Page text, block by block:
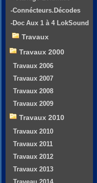
-Connécteurs.Décodes
-Doc Aux 1 à 4 LokSound
Travaux
Travaux 2000
Travaux 2006
Travaux 2007
Travaux 2008
Travaux 2009
Travaux 2010
Travaux 2010
Travaux 2011
Travaux 2012
Travaux 2013